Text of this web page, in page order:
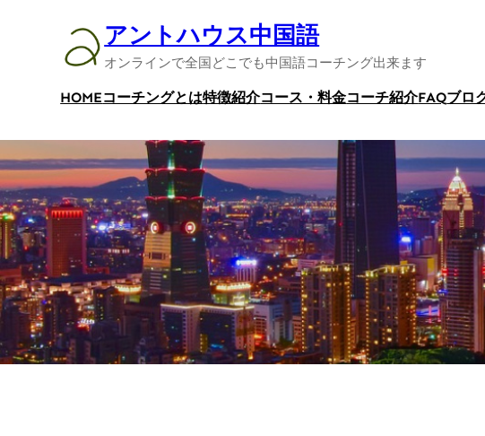
プ
アントハウス中国語
オンラインで全国どこでも中国語コーチング出来ます
HOMEコーチングとは特徴紹介コース・料金コーチ紹介FAQブロ